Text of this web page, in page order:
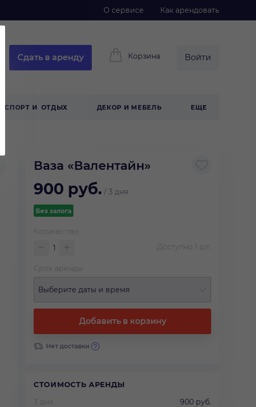
О сервисе Как арендовать
Сдать в аренду Корзина Войти
СПОРТ И ОТДЫХ ДЕКОР И МЕБЕЛЬ ЕЩЕ
Ваза «Валентайн»
900 руб. / 3 дня
Без залога
Количество
Доступно 1 шт.
Срок аренды
Выберите даты и время
Добавить в корзину
Нет доставки
СТОИМОСТЬ АРЕНДЫ
3 дня
900 руб.